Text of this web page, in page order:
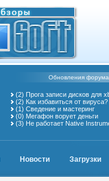
Обновления форума
(2) Прога записи дисков для
(2) Как избавиться от вируса?
(1) Сведение и мастеринг
(0) Мегафон ворует деньги
(3) Не работает Native
Новости Загрузки